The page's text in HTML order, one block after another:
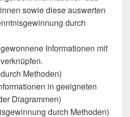
sowie diese auswerten
durch
Informationen mit
Methoden)
in geeigneten
Diagrammen)
durch Methoden)